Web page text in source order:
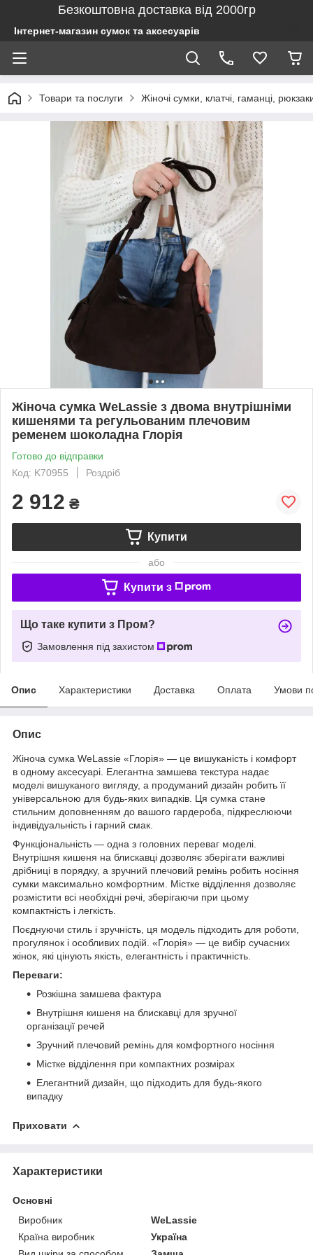
Безкоштовна доставка від 2000гр
Інтернет-магазин сумок та аксесуарів
Товари та послуги Жіночі сумки, клатчі, гаманці,
Жіноча сумка WeLassie з двома внутрішніми
кишенями та регульованим плечовим
ременем шоколадна Глорія
Готово до відправки
Код: K70955
Роздріб
2 912 ₴
Купити
або
Купити з
Що таке купити з Пром?
Замовлення під захистом
Опис Характеристики Доставка Оплата Умови
Опис
Жіноча сумка WeLassie «Глорія» — це вишуканість і комфорт
в одному аксесуарі. Елегантна замшева текстура надає
моделі вишуканого вигляду, а продуманий дизайн робить її
універсальною для будь-яких випадків. Ця сумка стане
стильним доповненням до вашого гардероба, підкреслюючи
індивідуальність і гарний смак.
Функціональність — одна з головних переваг моделі.
Внутрішня кишеня на блискавці дозволяє зберігати важливі
дрібниці в порядку, а зручний плечовий ремінь робить носіння
сумки максимально комфортним. Містке відділення дозволяє
розмістити всі необхідні речі, зберігаючи при цьому
компактність і легкість.
Поєднуючи стиль і зручність, ця модель підходить для роботи,
прогулянок і особливих подій. «Глорія» — це вибір сучасних
жінок, які цінують якість, елегантність і практичність.
Переваги:
Розкішна замшева фактура
Внутрішня кишеня на блискавці для зручної
організації речей
Зручний плечовий ремінь для комфортного носіння
Містке відділення при компактних розмірах
Елегантний дизайн, що підходить для будь-якого
випадку
Приховати
Характеристики
Основні
Виробник
WeLassie
Країна виробник
Україна